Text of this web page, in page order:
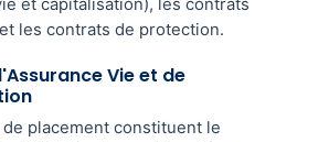
et capitalisation), les contrats
les contrats de protection.
Vie et de
placement constituent le